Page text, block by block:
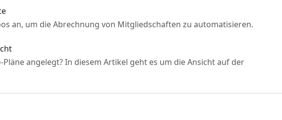
an, um die Abrechnung von Mitgliedschaften zu automatisieren.
angelegt? In diesem Artikel geht es um die Ansicht auf der